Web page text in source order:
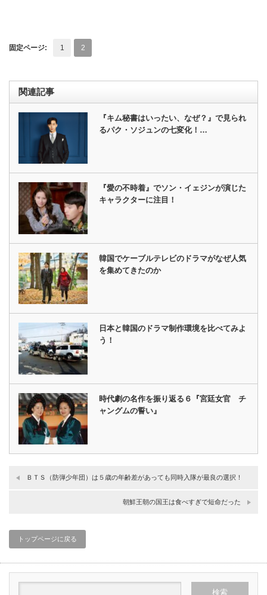
固定ページ: 1 2
関連記事
『キム秘書はいったい、なぜ？』で見られ
るパク・ソジュンの七変化！…
『愛の不時着』でソン・イェジンが演じた
キャラクターに注目！
韓国でケーブルテレビのドラマがなぜ人気
を集めてきたのか
日本と韓国のドラマ制作環境を比べてみよ
う！
時代劇の名作を振り返る６『宮廷女官 チ
ャングムの誓い』
ＢＴＳ（防弾少年団）は５歳の年齢差があっても同時入隊が最良の選択！
朝鮮王朝の国王は食べすぎで短命だった
トップページに戻る